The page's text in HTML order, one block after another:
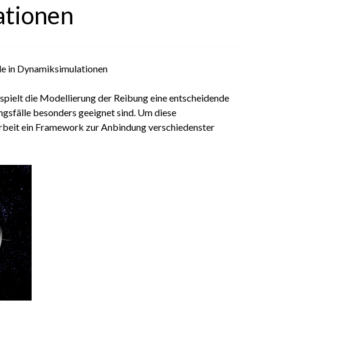
in Dynamiksimulationen
die Modellierung der Reibung eine entscheidende
besonders geeignet sind. Um diese
ein Framework zur Anbindung verschiedenster